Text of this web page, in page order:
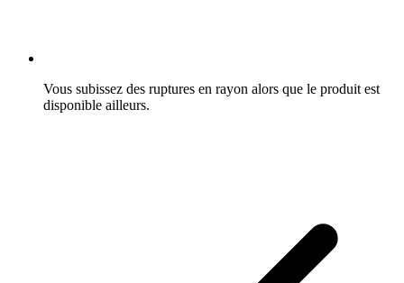
Vous subissez des ruptures en rayon alors que le produit est
disponible ailleurs.